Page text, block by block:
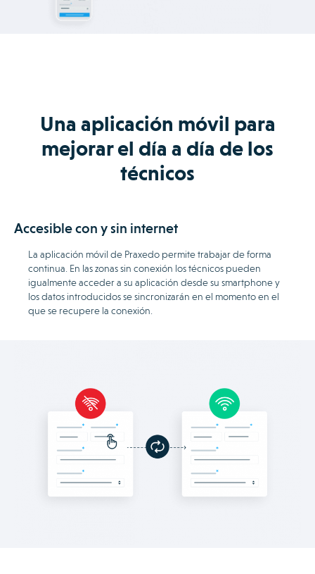
Una aplicación móvil para
mejorar el día a día de los
técnicos
Accesible con y sin internet
La aplicación móvil de Praxedo permite trabajar de forma
continua. En las zonas sin conexión los técnicos pueden
igualmente acceder a su aplicación desde su smartphone y
los datos introducidos se sincronizarán en el momento en el
que se recupere la conexión.